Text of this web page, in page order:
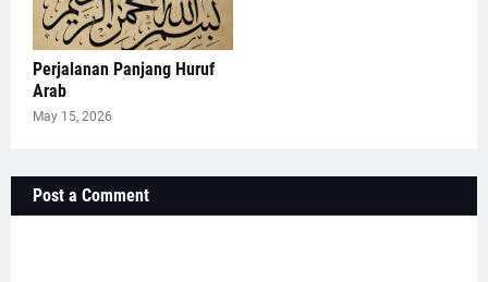
Perjalanan Panjang Huruf
Arab
May 15, 2026
Post a Comment